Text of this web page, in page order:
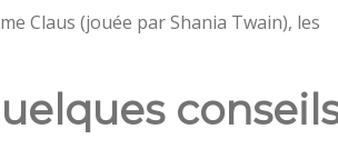
Claus (jouée par Shania Twain), les